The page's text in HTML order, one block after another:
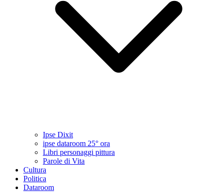
Ipse Dixit
ipse dataroom 25° ora
Libri personaggi pittura
Parole di Vita
Cultura
Politica
Dataroom